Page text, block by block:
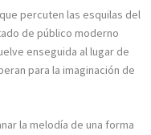
percuten las esquilas del
de público moderno
enseguida al lugar de
para la imaginación de
la melodía de una forma